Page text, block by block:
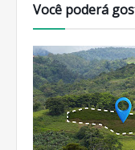
Você poderá